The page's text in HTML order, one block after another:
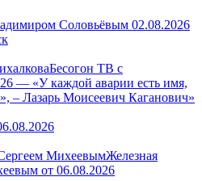
Соловьёвым 02.08.2026
Бесогон ТВ с
— «У каждой аварии есть имя,
– Лазарь Моисеевич Каганович»
Железная
от 06.08.2026